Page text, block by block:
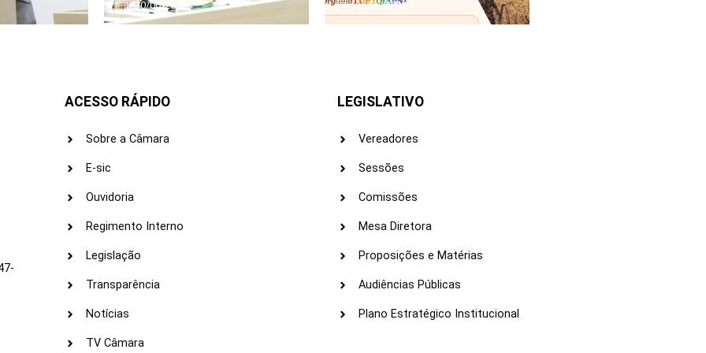
30/06/2026 25/06/2026
ACESSO RÁPIDO
Sobre a Câmara
E-sic
Ouvidoria
Regimento Interno
Legislação
Transparência
Notícias
TV Câmara
LEGISLATIVO
Vereadores
Sessões
Comissões
Mesa Diretora
Proposições e Matérias
Audiências Públicas
Plano Estratégico Institucional